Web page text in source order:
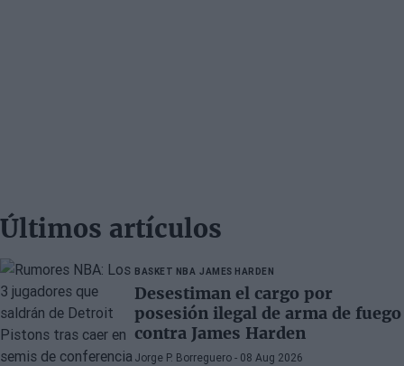
Últimos artículos
BASKET NBA JAMES HARDEN
Desestiman el cargo por
posesión ilegal de arma de fuego
contra James Harden
Jorge P. Borreguero - 08 Aug 2026